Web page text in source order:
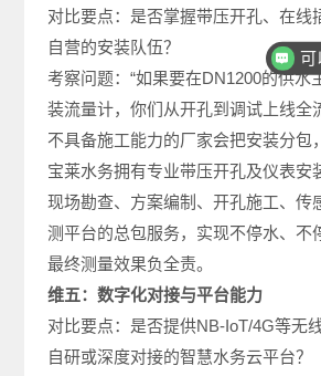
对比要点：是否掌握带压开孔、在线
自营的安装队伍？
考察问题：“如果要在DN1200的供水
装流量计，你们从开孔到调试上线全
不具备施工能力的厂家会把安装分包
宝莱水务拥有专业带压开孔及仪表安
现场勘查、方案编制、开孔施工、传
测平台的总包服务，实现不停水、不
最终测量效果负全责。
维五：数字化对接与平台能力
对比要点：是否提供NB-IoT/4G等无
自研或深度对接的智慧水务云平台？